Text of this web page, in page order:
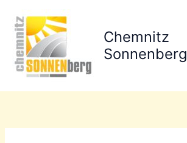
Inhalt
springen
Chemnitz
Sonnenberg